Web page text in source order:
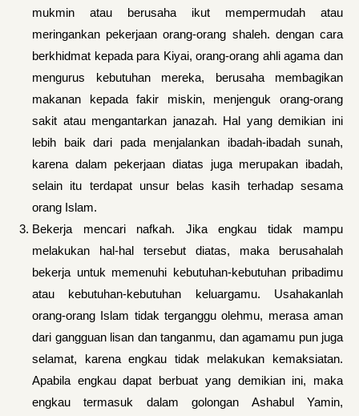
mukmin atau berusaha ikut mempermudah atau
meringankan pekerjaan orang-orang shaleh. dengan cara
berkhidmat kepada para Kiyai, orang-orang ahli agama dan
mengurus kebutuhan mereka, berusaha membagikan
makanan kepada fakir miskin, menjenguk orang-orang
sakit atau mengantarkan janazah. Hal yang demikian ini
lebih baik dari pada menjalankan ibadah-ibadah sunah,
karena dalam pekerjaan diatas juga merupakan ibadah,
selain itu terdapat unsur belas kasih terhadap sesama
orang Islam.
Bekerja mencari nafkah. Jika engkau tidak mampu
melakukan hal-hal tersebut diatas, maka berusahalah
bekerja untuk memenuhi kebutuhan-kebutuhan pribadimu
atau kebutuhan-kebutuhan keluargamu. Usahakanlah
orang-orang Islam tidak terganggu olehmu, merasa aman
dari gangguan lisan dan tanganmu, dan agamamu pun juga
selamat, karena engkau tidak melakukan kemaksiatan.
Apabila engkau dapat berbuat yang demikian ini, maka
engkau termasuk dalam golongan Ashabul Yamin,